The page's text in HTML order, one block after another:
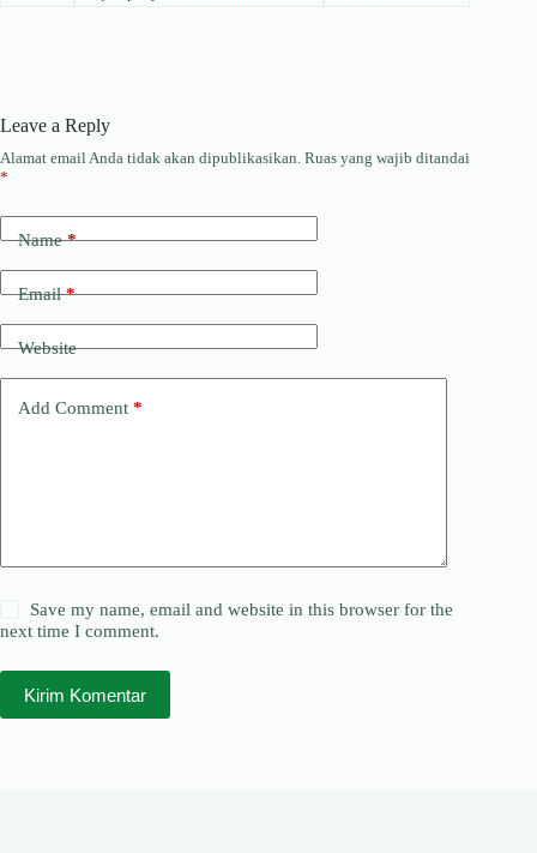
Leave a Reply
Alamat email Anda tidak akan dipublikasikan. Ruas yang wajib ditandai
*
Name*
Email*
Website
Add Comment *
Save my name, email and website in this browser for the
next time I comment.
Kirim Komentar